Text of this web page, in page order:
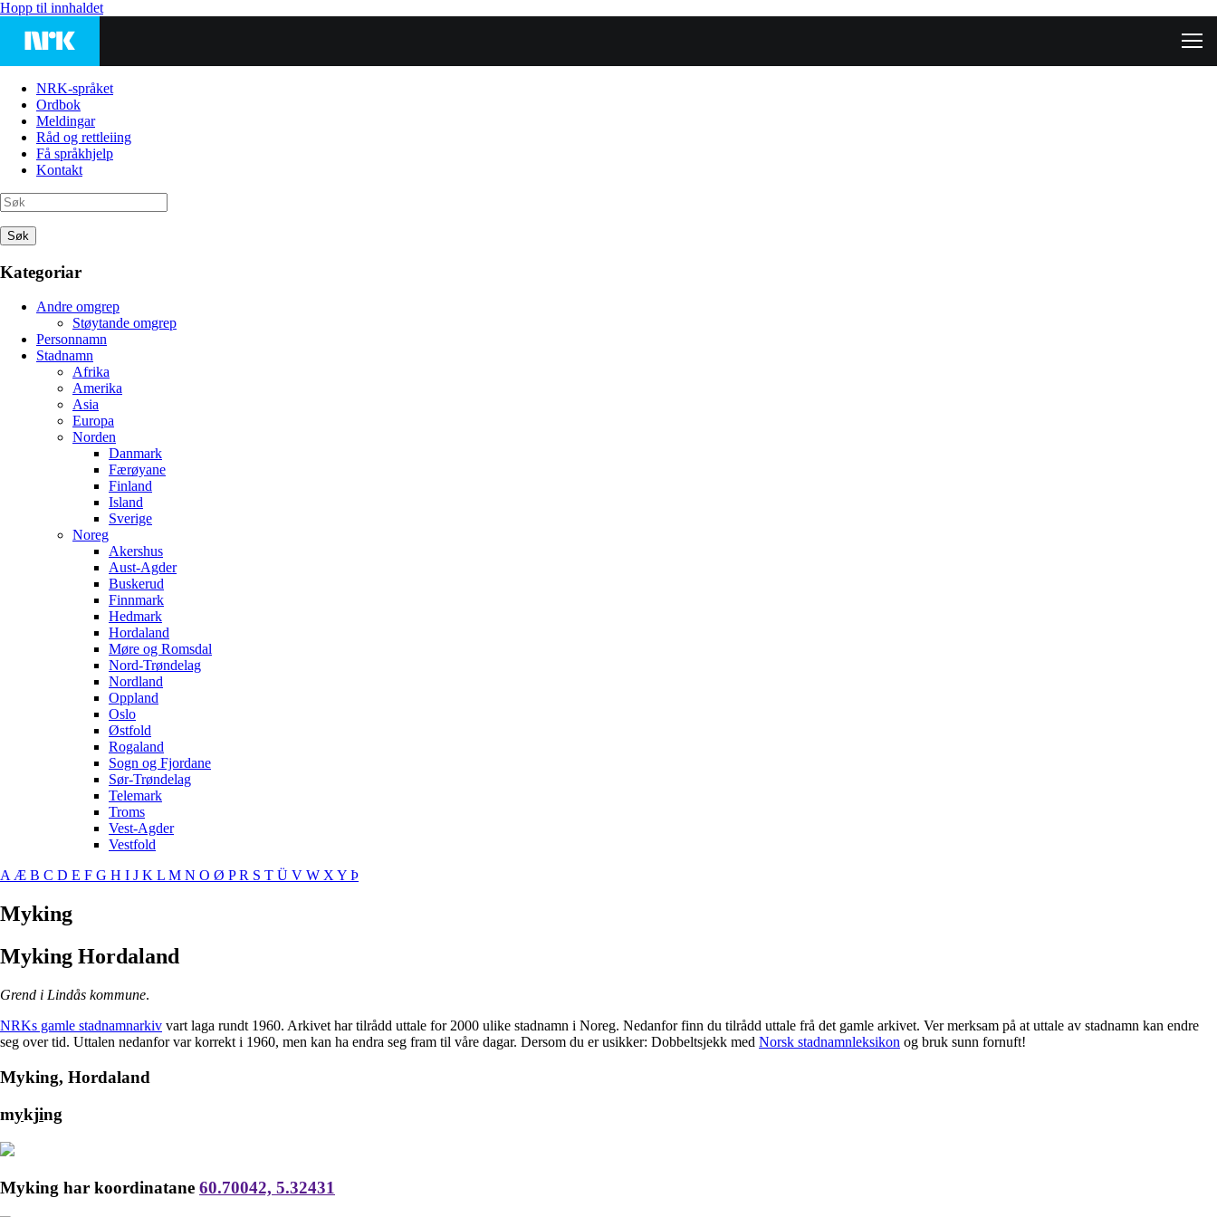
Hopp til innhaldet
NRK-språket
Ordbok
Meldingar
Råd og rettleiing
Få språkhjelp
Kontakt
Søk
Kategoriar
Andre omgrep
Støytande omgrep
Personnamn
Stadnamn
Afrika
Amerika
Asia
Europa
Norden
Danmark
Færøyane
Finland
Island
Sverige
Noreg
Akershus
Aust-Agder
Buskerud
Finnmark
Hedmark
Hordaland
Møre og Romsdal
Nord-Trøndelag
Nordland
Oppland
Oslo
Østfold
Rogaland
Sogn og Fjordane
Sør-Trøndelag
Telemark
Troms
Vest-Agder
Vestfold
AÆ B C D E F G H I J K L M N O Ø PR S T Ü V W XY Þ
Myking
Myking Hordaland
Grend i Lindås kommune.
NRKs gamle stadnamnarkiv vart laga rundt 1960. Arkivet har tilrådd uttale for 2000 ulike stadnamn i Noreg. Nedanfor finn du tilrådd uttale frå det gamle arkivet. Ver merksam på at uttale av stadnamn kan endre
seg over tid. Uttalen nedanfor var korrekt i 1960, men kan ha endra seg fram til våre dagar. Dersom du er usikker: Dobbeltsjekk med Norsk stadnamnleksikon og bruk sunn fornuft!
Myking, Hordaland
mykjing
Myking har koordinatane 60.70042, 5.32431